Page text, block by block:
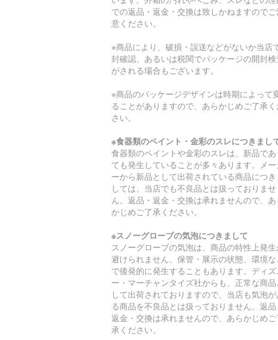
での返品・返金・交換は致しかねますのでご
意ください。
※商品により、破損・誤送などがないか当店
封確認、あるいは税関でパッケージの開封検
がされる場合もございます。
※商品のパッケージデザインは時期によって
ることがありますので、あらかじめご了承
さい。
※食器類のペイント・金彩のスレにつきまし
食器類のペイントや金彩のスレは、新品であ
ても発生していることが多々あります。メー
ーから新品として出荷されている商品につき
しては、当店でも不良品とは扱っておりませ
ん。返品・返金・交換は承れませんので、あ
かじめご了承ください。
※スノーグローブの気泡につきまして
スノーグローブの気泡は、商品の特性上発
避けられません、保管・展示の状態、環境
で後発的に発生することもあります。ディズ
ー・マーチャンタイズ社からも、正常な商品
して出荷されておりますので、当店も気泡が
る商品を不良品とは扱っておりません。返品
返金・交換は承れませんので、あらかじめご
承ください。